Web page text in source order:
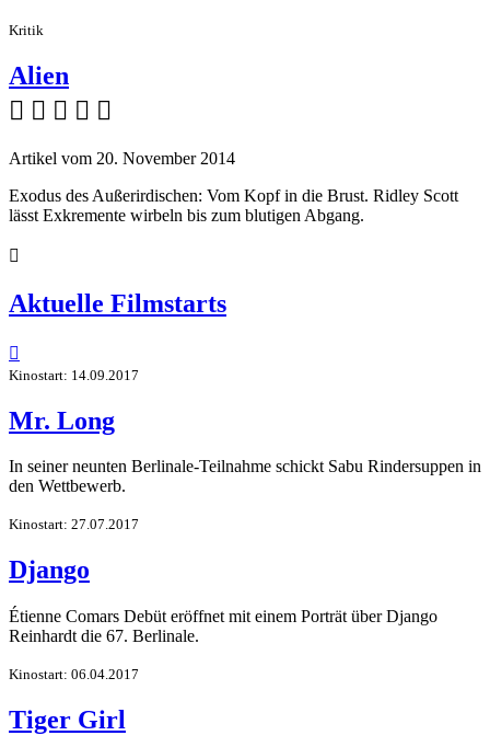
Kritik
Alien
    
Artikel vom 20. November 2014
Exodus des Außerirdischen: Vom Kopf in die Brust. Ridley Scott
lässt Exkremente wirbeln bis zum blutigen Abgang.

Aktuelle Filmstarts

Kinostart: 14.09.2017
Mr. Long
In seiner neunten Berlinale-Teilnahme schickt Sabu Rindersuppen in
den Wettbewerb.
Kinostart: 27.07.2017
Django
Étienne Comars Debüt eröffnet mit einem Porträt über Django
Reinhardt die 67. Berlinale.
Kinostart: 06.04.2017
Tiger Girl